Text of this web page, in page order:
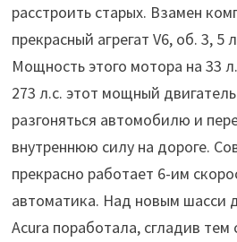
расстроить старых. Взамен
прекрасный агрегат V6, об. 3,
Мощность этого мотора на 33
273 л.с. этот мощный
разгоняться автомобилю и
внутреннюю силу на дороге.
прекрасно работает 6-им
автоматика. Над новым шасси
Acura поработала, сгладив тем